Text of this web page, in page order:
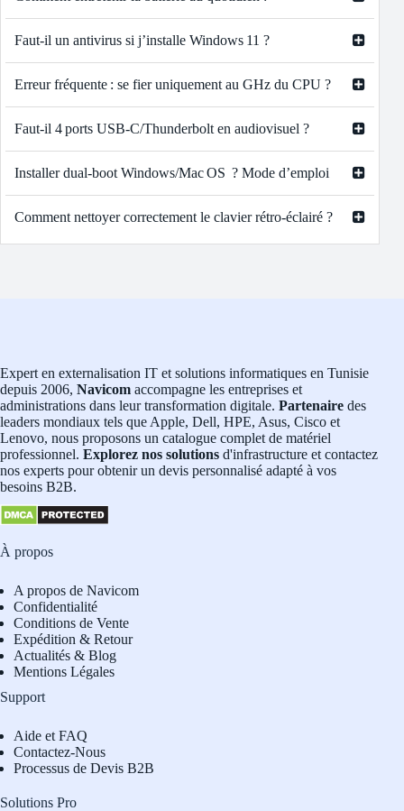
Faut‑il un antivirus si j’installe Windows 11 ?
Erreur fréquente : se fier uniquement au GHz du CPU ?
Faut‑il 4 ports USB‑C/Thunderbolt en audiovisuel ?
Installer dual‑boot Windows/Mac OS ? Mode d’emploi
Comment nettoyer correctement le clavier rétro-éclairé ?
Expert en externalisation IT et solutions informatiques en Tunisie
depuis 2006, Navicom accompagne les entreprises et
administrations dans leur transformation digitale. Partenaire des
leaders mondiaux tels que Apple, Dell, HPE, Asus, Cisco et
Lenovo, nous proposons un catalogue complet de matériel
professionnel. Explorez nos solutions d'infrastructure et contactez
nos experts pour obtenir un devis personnalisé adapté à vos
besoins B2B.
À propos
A propos de Navicom
Confidentialité
Conditions de Vente
Expédition & Retour
Actualités & Blog
Mentions Légales
Support
Aide et FAQ
Contactez-Nous
Processus de Devis B2B
Solutions Pro